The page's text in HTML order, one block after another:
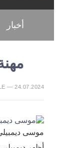
أخبار
— 24.07.2024